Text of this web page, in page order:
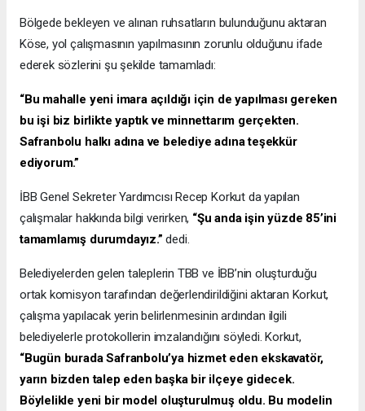
Bölgede bekleyen ve alınan ruhsatların bulunduğunu aktaran
Köse, yol çalışmasının yapılmasının zorunlu olduğunu ifade
ederek sözlerini şu şekilde tamamladı:
“Bu mahalle yeni imara açıldığı için de yapılması gereken
bu işi biz birlikte yaptık ve minnettarım gerçekten.
Safranbolu halkı adına ve belediye adına teşekkür
ediyorum.”
İBB Genel Sekreter Yardımcısı Recep Korkut da yapılan
çalışmalar hakkında bilgi verirken, “Şu anda işin yüzde 85’ini
tamamlamış durumdayız.” dedi.
Belediyelerden gelen taleplerin TBB ve İBB’nin oluşturduğu
ortak komisyon tarafından değerlendirildiğini aktaran Korkut,
çalışma yapılacak yerin belirlenmesinin ardından ilgili
belediyelerle protokollerin imzalandığını söyledi. Korkut,
“Bugün burada Safranbolu’ya hizmet eden ekskavatör,
yarın bizden talep eden başka bir ilçeye gidecek.
Böylelikle yeni bir model oluşturulmuş oldu. Bu modelin